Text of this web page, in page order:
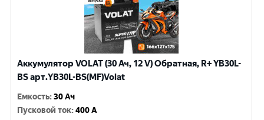
Аккумулятор VOLAT (30 Ач, 12 V) Обратная, R+ YB30L-
BS арт.YB30L-BS(MF)Volat
Емкость:30 Ач
Пусковой ток:400 A